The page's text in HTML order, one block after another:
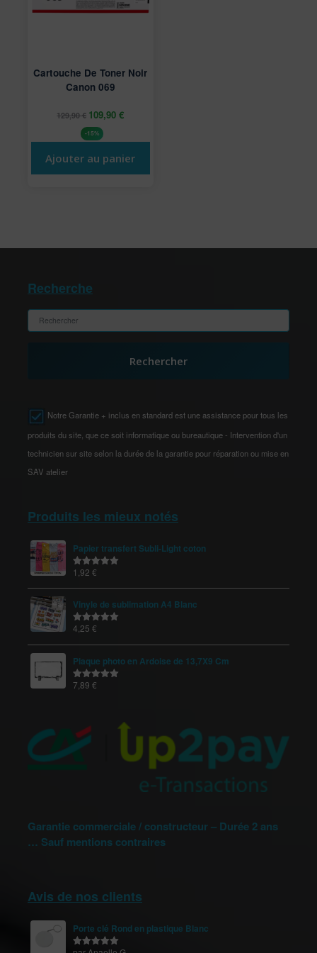
Cartouche De Toner Noir
Canon 069
129,90€ 109,90€
-15%
Ajouter au panier
Recherche
Rechercher
Notre Garantie + inclus en standard est une assistance pour tous les
produits du site, que ce soit informatique ou bureautique - Intervention d'un
technicien sur site selon la durée de la garantie pour réparation ou mise en
SAV atelier
Produits les mieux notés
Papier transfert Subli-Light coton
Note5.00
1,92 €
Vinyle de sublimation A4 Blanc
Note5.00
4,25 €
Plaque photo en Ardoise de 13,7X9 Cm
Note5.00
7,89 €
Garantie commerciale / constructeur – Durée 2 ans
… Sauf mentions contraires
Avis de nos clients
Porte clé Rond en plastique Blanc